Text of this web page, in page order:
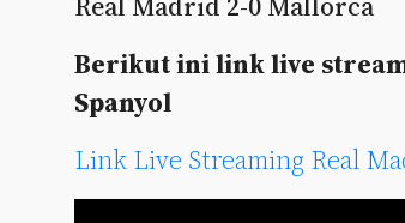
Berikut ini link live
Spanyol
Link Live Streaming Real